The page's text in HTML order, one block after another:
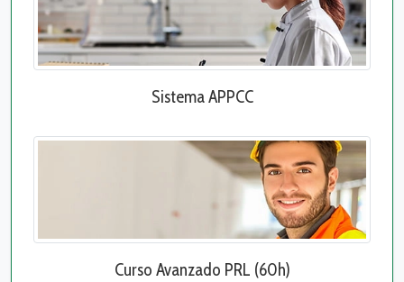
Sistema APPCC
Curso Avanzado PRL (60h)